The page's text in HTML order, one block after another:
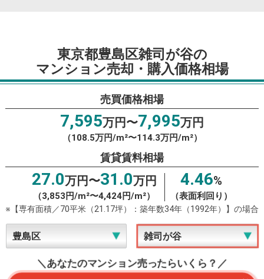
東京都豊島区雑司が谷の
マンション売却・購入価格相場
売買価格相場
7,595万円〜7,995万円
（108.5万円/m²〜114.3万円/m²）
賃貸賃料相場
27.0万円〜31.0万円
（3,853円/m²〜4,424円/m²）
4.46%
（表面利回り）
※【専有面積／70平米（21.17坪）：築年数34年（1992年）】の場合
＼あなたのマンション売ったらいくら？／